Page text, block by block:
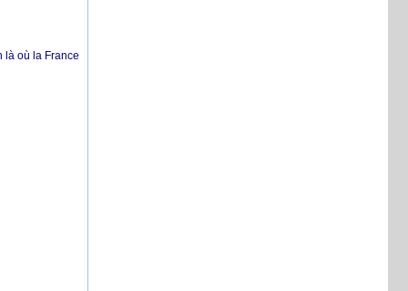
là où la France